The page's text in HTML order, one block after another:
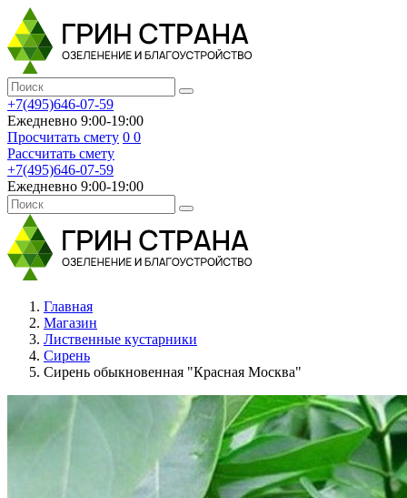
+7(495)646-07-59
Ежедневно 9:00-19:00
Просчитать смету 0 0
Рассчитать смету
+7(495)646-07-59
Ежедневно 9:00-19:00
Главная
Магазин
Лиственные кустарники
Сирень
Сирень обыкновенная "Красная Москва"